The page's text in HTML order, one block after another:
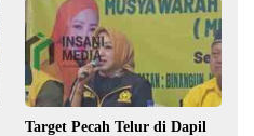
Target Pecah Telur di Dapil